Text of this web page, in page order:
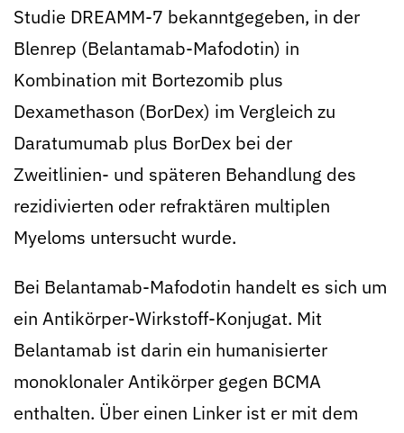
Studie DREAMM-7 bekanntgegeben, in der
Blenrep (Belantamab-Mafodotin) in
Kombination mit Bortezomib plus
Dexamethason (BorDex) im Vergleich zu
Daratumumab plus BorDex bei der
Zweitlinien- und späteren Behandlung des
rezidivierten oder refraktären multiplen
Myeloms untersucht wurde.
Bei Belantamab-Mafodotin handelt es sich um
ein Antikörper-Wirkstoff-Konjugat. Mit
Belantamab ist darin ein humanisierter
monoklonaler Antikörper gegen BCMA
enthalten. Über einen Linker ist er mit dem